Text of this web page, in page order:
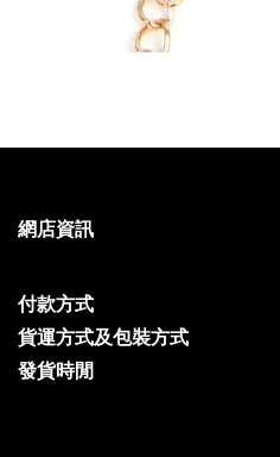
網店資訊
付款方式
貨運方式及包裝方式
發貨時閒